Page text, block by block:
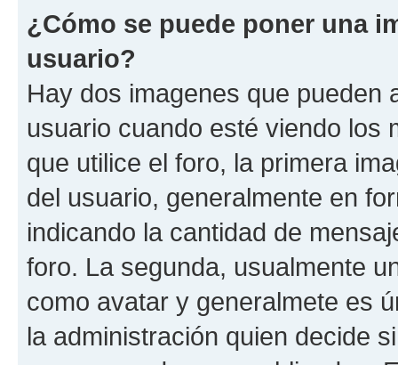
¿Cómo se puede poner una
usuario?
Hay dos imagenes que pueden
usuario cuando esté viendo los
que utilice el foro, la primera
del usuario, generalmente en
indicando la cantidad de
foro. La segunda, usualmente
como avatar y generalmete es
la administración quien decide